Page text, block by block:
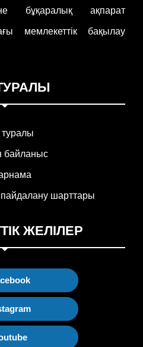
бұқаралық ақпарат
мемлекеттік бақылау
туралы
байланыс
шарттары
ЖЕЛІЛЕР